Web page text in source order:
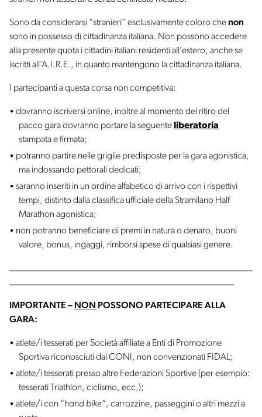
Sono da considerarsi “stranieri” esclusivamente coloro che non
sono in possesso di cittadinanza italiana. Non possono accedere
alla presente quota i cittadini italiani residenti all’estero, anche se
iscritti all’A.I.R.E., in quanto mantengono la cittadinanza italiana.
I partecipanti a questa corsa non competitiva:
dovranno iscriversi online, inoltre al momento del ritiro del
pacco gara dovranno portare la seguente liberatoria
stampata e firmata;
potranno partire nelle griglie predisposte per la gara agonistica,
ma indossando pettorali dedicati;
saranno inseriti in un ordine alfabetico di arrivo con i rispettivi
tempi, distinto dalla classifica ufficiale della Stramilano Half
Marathon agonistica;
non potranno beneficiare di premi in natura o denaro, buoni
valore, bonus, ingaggi, rimborsi spese di qualsiasi genere.
____________________________________________________
________________________________________________
IMPORTANTE – NON POSSONO PARTECIPARE ALLA
GARA:
atlete/i tesserati per Società affiliate a Enti di Promozione
Sportiva riconosciuti dal CONI, non convenzionati FIDAL;
atlete/i tesserati presso altre Federazioni Sportive (per esempio:
tesserati Triathlon, ciclismo, ecc.);
atlete/i con “hand bike“, carrozzine, passeggini o altri mezzi a